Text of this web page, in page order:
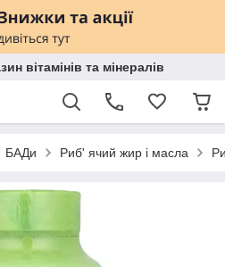
вітамінів та мінералів
БАДи Риб' ячий жир і масла